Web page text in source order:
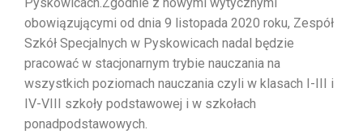
obowiązującymi od dnia 9 listopada 2020 roku, Zespół
Szkół Specjalnych w Pyskowicach nadal będzie
pracować w stacjonarnym trybie nauczania na
wszystkich poziomach nauczania czyli w klasach I-III i
IV-VIII szkoły podstawowej i w szkołach
ponadpodstawowych.